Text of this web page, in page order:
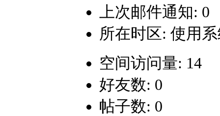
上次邮件通知: 0
所在时区: 使用
空间访问量: 14
好友数: 0
帖子数: 0